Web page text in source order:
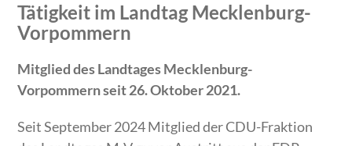
Tätigkeit im Landtag Mecklenburg-
Vorpommern
Mitglied des Landtages Mecklenburg-
Vorpommern seit 26. Oktober 2021.
Seit September 2024 Mitglied der CDU-Fraktion